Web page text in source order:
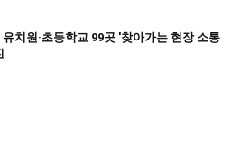
치원·초등학교 99곳 '찾아가는 현장 소통